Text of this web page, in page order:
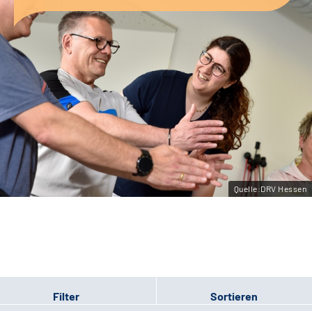
Service
Karriere
Sozialdienste & Zuweisende
Suche
Leichte Sprache
Quelle:DRV Hessen
Filter Sortieren